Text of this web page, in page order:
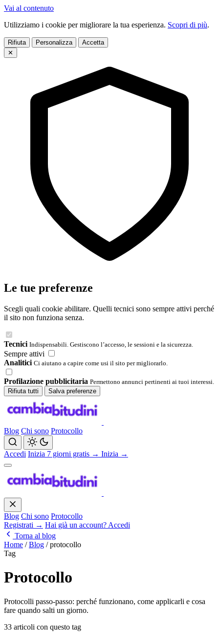
Vai al contenuto
Utilizziamo i cookie per migliorare la tua esperienza. Scopri di più.
Rifiuta Personalizza
Accetta
✕
Le tue preferenze
Scegli quali cookie abilitare. Quelli tecnici sono sempre attivi perché
il sito non funziona senza.
Tecnici Indispensabili. Gestiscono l’accesso, le sessioni e la sicurezza.
Sempre attivi
Analitici Ci aiutano a capire come usi il sito per migliorarlo.
Profilazione pubblicitaria Permettono annunci pertinenti ai tuoi interessi.
Rifiuta tutti
Salva preferenze
Blog Chi sono Protocollo
Accedi Inizia 7 giorni gratis → Inizia →
Blog Chi sono Protocollo
Registrati → Hai già un account? Accedi
Torna al blog
Home / Blog / protocollo
Tag
Protocollo
Protocolli passo-passo: perché funzionano, come applicarli e cosa
fare quando salti un giorno.
33 articoli con questo tag